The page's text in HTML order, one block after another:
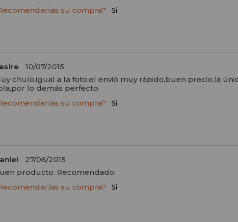
su compra?
Si
10/07/2015
chulo,igual a la foto,el envió muy rápido,buen precio,la
lo demás perfecto.
su compra?
Si
27/06/2015
producto. Recomendado.
su compra?
Si